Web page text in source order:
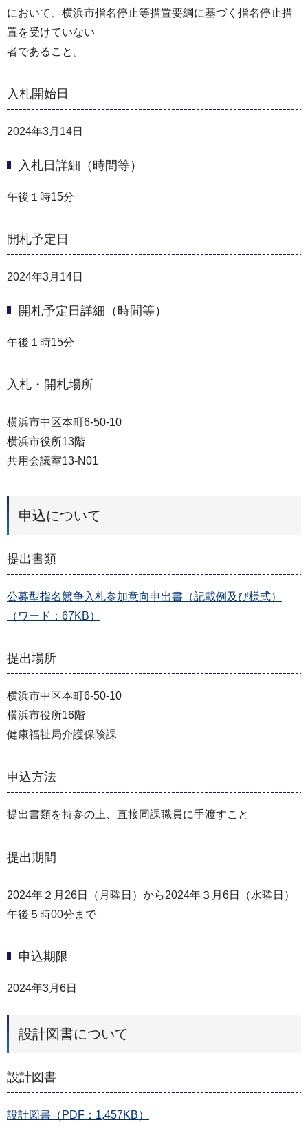
において、横浜市指名停⽌等措置要綱に基づく指名停⽌措
置を受けていない
者であること。
入札開始日
2024年3月14日
入札日詳細（時間等）
午後１時15分
開札予定日
2024年3月14日
開札予定日詳細（時間等）
午後１時15分
入札・開札場所
横浜市中区本町6-50-10
横浜市役所13階
共⽤会議室13-N01
申込について
提出書類
公募型指名競争⼊札参加意向申出書（記載例及び様式）
（ワード：67KB）
提出場所
横浜市中区本町6-50-10
横浜市役所16階
健康福祉局介護保険課
申込方法
提出書類を持参の上、直接同課職員に⼿渡すこと
提出期間
2024年２⽉26⽇（月曜⽇）から2024年３⽉6⽇（水曜⽇）
午後５時00分まで
申込期限
2024年3月6日
設計図書について
設計図書
設計図書（PDF：1,457KB）